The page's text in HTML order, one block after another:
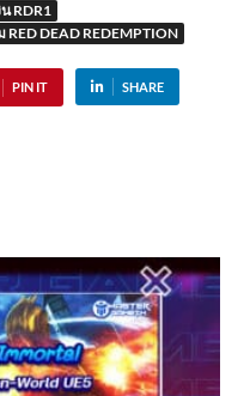
RDR1
RED DEAD REDEMPTION
PIN IT SHARE